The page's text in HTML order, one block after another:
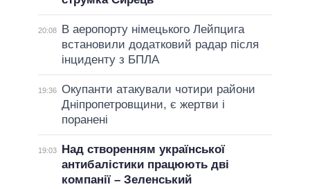
20:08
В аеропорту німецького Лейпцига
встановили додатковий радар після
інциденту з БПЛА
19:36 Окупанти атакували чотири райони
Дніпропетровщини, є жертви і
поранені
19:03
Над створенням української
антибалістики працюють дві
компанії – Зеленський